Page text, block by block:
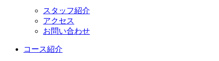
スタッフ紹介
アクセス
お問い合わせ
コース紹介